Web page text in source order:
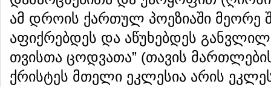
ამ დროის ქართულ პოეზიაში მეორე
აფიქრებდეს და აწუხებდეს
თვისთა ცოდვათა” (თავის
ქრისტეს მთელი ეკლესია არის